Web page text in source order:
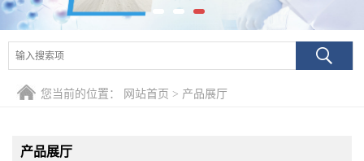
公司动态
产品展厅
在线留言
您当前的位置： 网站首页 > 产品展厅
产品展厅